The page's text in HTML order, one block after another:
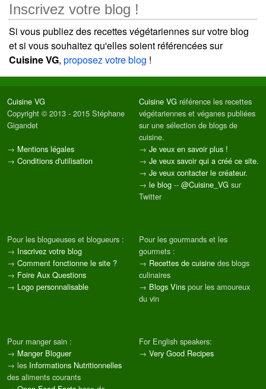
Inscrivez votre blog !
Si vous publiez des recettes végétariennes sur votre blog
et si vous souhaitez qu'elles soient référencées sur
Cuisine VG, proposez votre blog !
Cuisine VG
Copyright © 2013 - 2015 Stéphane
Gigandet
→ Mentions légales
→ Conditions d'utilisation
Cuisine VG référence les recettes
végétariennes et véganes publiées
sur une sélection de blogs de
cuisine.
→ Je veux en savoir plus !
→ Je veux savoir qui a créé ce site.
→ Je veux contacter le créateur.
→ le blog -- @Cuisine_VG sur
Twitter
Pour les blogueuses et blogueurs :
→ Inscrivez votre blog
→ Comment fonctionne le site ?
→ Foire Aux Questions
→ Logo personnalisable
Pour les gourmands et les
gourmets :
→ Recettes de cuisine des blogs
culinaires
→ Blogs Vins pour les amoureux
du vin
Pour manger sain :
→ Manger Bloguer
→ les Informations Nutritionnelles
des aliments courants
For English speakers:
→ Very Good Recipes